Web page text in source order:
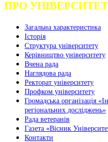
ПРО УНІВЕРСИТЕТ
Загальна характеристика
Історія
Структура університету
Керівництво університету
Вчена рада
Наглядова рада
Ректорат університету
Профком університету
Громадська організація
регіональних досліджень»
Рада ветеранів
Газета «Вісник
Контакти